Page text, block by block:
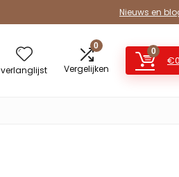
Nieuws en
verlanglijst
0
Vergelijken
0
€